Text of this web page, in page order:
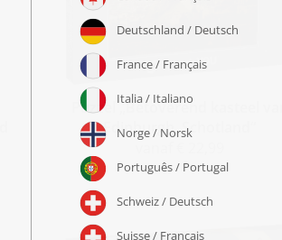
Puzzel „Betoverend kasteel van
Edinburgh, Schotland“